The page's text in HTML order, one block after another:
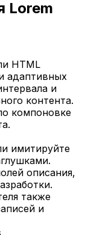
Lorem
HTML
адаптивных
и
контента.
компоновке
имитируйте
описания,
также
и